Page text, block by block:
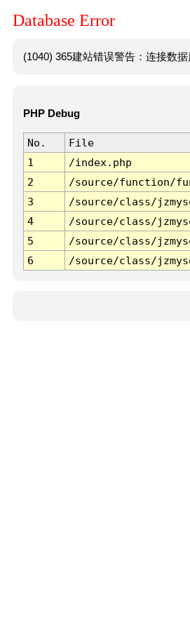
Database Error
(1040) 365建站错误警告：连接数
PHP Debug
No. File
1
/index.php
2
/source/function/
3
/source/class/
4
/source/class/
5
/source/class/
6
/source/class/